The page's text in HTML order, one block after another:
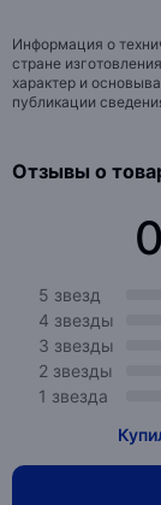
Информация о
стране
характер и
публикации
Отзывы о
5 звезд
4 звезды
3 звезды
2 звезды
1 звезда